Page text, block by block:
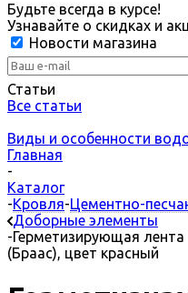
Будьте всегда в курсе!
Узнавайте о скидках и
Новости магазина
Статьи
Все статьи
Виды и особенности
Главная
-
Каталог
-Кровля-Цементно-
Доборные элементы
-Герметизирующая
(Браас), цвет красный